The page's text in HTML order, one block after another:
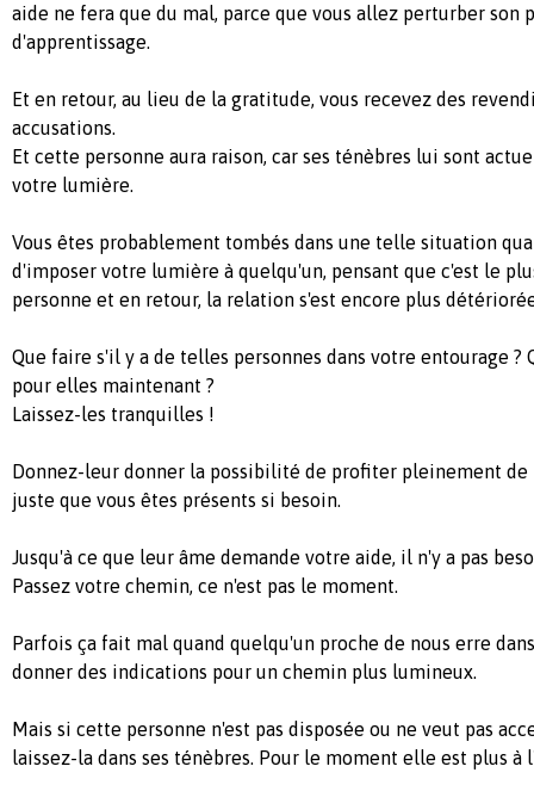
aide ne fera que du mal, parce que vous allez perturber son
d'apprentissage.
Et en retour, au lieu de la gratitude, vous recevez des
accusations.
Et cette personne aura raison, car ses ténèbres lui sont
votre lumière.
Vous êtes probablement tombés dans une telle situation
d'imposer votre lumière à quelqu'un, pensant que c'est le
personne et en retour, la relation s'est encore plus
Que faire s'il y a de telles personnes dans votre entourage ?
pour elles maintenant ?
Laissez-les tranquilles !
Donnez-leur donner la possibilité de profiter pleinement
juste que vous êtes présents si besoin.
Jusqu'à ce que leur âme demande votre aide, il n'y a pas
Passez votre chemin, ce n'est pas le moment.
Parfois ça fait mal quand quelqu'un proche de nous erre
donner des indications pour un chemin plus lumineux.
Mais si cette personne n'est pas disposée ou ne veut pas
laissez-la dans ses ténèbres. Pour le moment elle est plus à